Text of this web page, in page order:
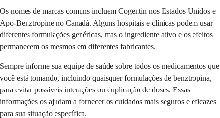
Os nomes de marcas comuns incluem Cogentin nos Estados Unidos e
Apo-Benztropine no Canadá. Alguns hospitais e clínicas podem usar
diferentes formulações genéricas, mas o ingrediente ativo e os efeitos
permanecem os mesmos em diferentes fabricantes.
Sempre informe sua equipe de saúde sobre todos os medicamentos que
você está tomando, incluindo quaisquer formulações de benztropina,
para evitar possíveis interações ou duplicação de doses. Essas
informações os ajudam a fornecer os cuidados mais seguros e eficazes
para sua situação específica.